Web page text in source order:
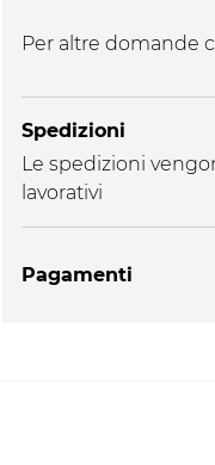
Per altre domande
Spedizioni
Le spedizioni
lavorativi
Pagamenti